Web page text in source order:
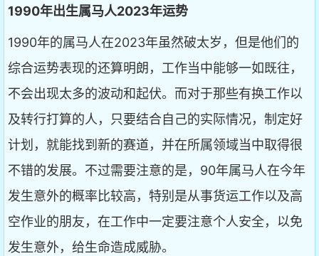
1990年出生属马人2023年运势
1990年的属马人在2023年虽然破太岁，但是他们的
综合运势表现的还算明朗，工作当中能够一如既往，
不会出现太多的波动和起伏。而对于那些有换工作以
及转行打算的人，只要结合自己的实际情况，制定好
计划，就能找到新的赛道，并在所属领域当中取得很
不错的发展。不过需要注意的是，90年属马人在今年
发生意外的概率比较高，特别是从事货运工作以及高
空作业的朋友，在工作中一定要注意个人安全，以免
发生意外，给生命造成威胁。